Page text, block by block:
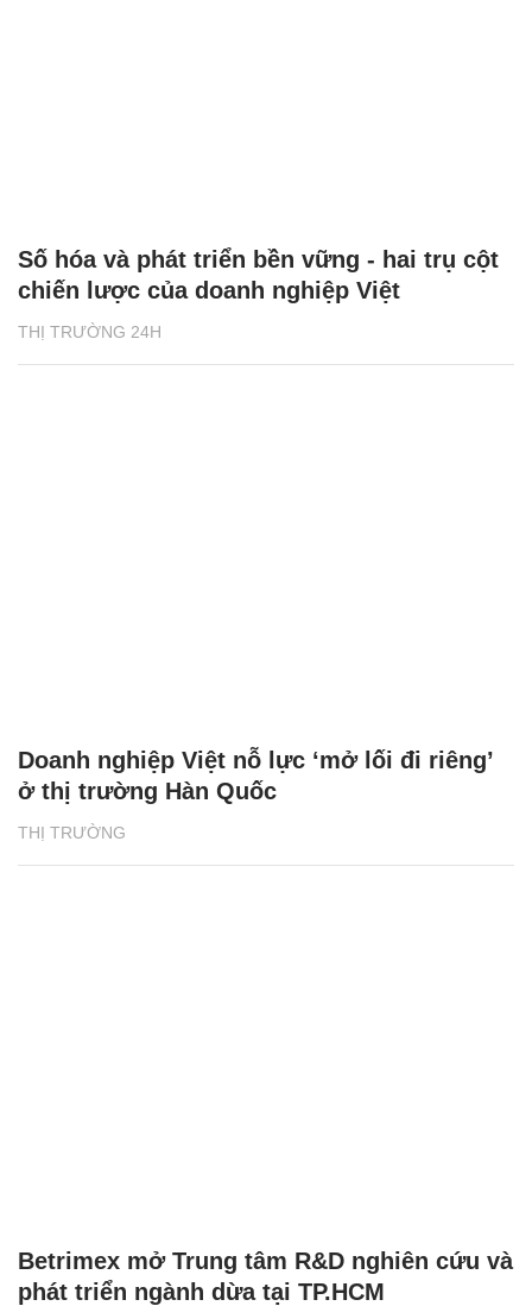
THỊ TRƯỜNG 24H
Số hóa và phát triển bền vững - hai trụ cột
chiến lược của doanh nghiệp Việt
THỊ TRƯỜNG
Doanh nghiệp Việt nỗ lực ‘mở lối đi riêng’
ở thị trường Hàn Quốc
Betrimex mở Trung tâm R&D nghiên cứu và
phát triển ngành dừa tại TP.HCM